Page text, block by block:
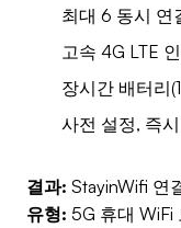
최대 6 동시 연
고속 4G LTE
장시간 배터리
사전 설정, 즉
결과: StayinWifi 연
유형: 5G 휴대 WiFi